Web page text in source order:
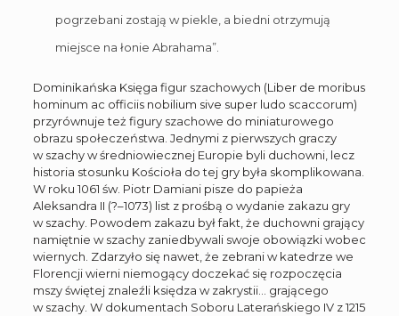
pogrzebani zostają w piekle, a biedni otrzymują
miejsce na łonie Abrahama”.
Dominikańska Księga figur szachowych (Liber de moribus
hominum ac officiis nobilium sive super ludo scaccorum)
przyrównuje też figury szachowe do miniaturowego
obrazu społeczeństwa. Jednymi z pierwszych graczy
w szachy w średniowiecznej Europie byli duchowni, lecz
historia stosunku Kościoła do tej gry była skomplikowana.
W roku 1061 św. Piotr Damiani pisze do papieża
Aleksandra II (?–1073) list z prośbą o wydanie zakazu gry
w szachy. Powodem zakazu był fakt, że duchowni grający
namiętnie w szachy zaniedbywali swoje obowiązki wobec
wiernych. Zdarzyło się nawet, że zebrani w katedrze we
Florencji wierni niemogący doczekać się rozpoczęcia
mszy świętej znaleźli księdza w zakrystii… grającego
w szachy. W dokumentach Soboru Laterańskiego IV z 1215